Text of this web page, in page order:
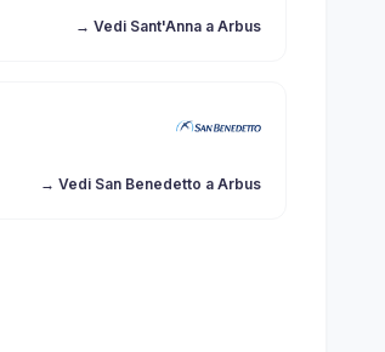
→ Vedi Sant'Anna a Arbus
→ Vedi San Benedetto a Arbus